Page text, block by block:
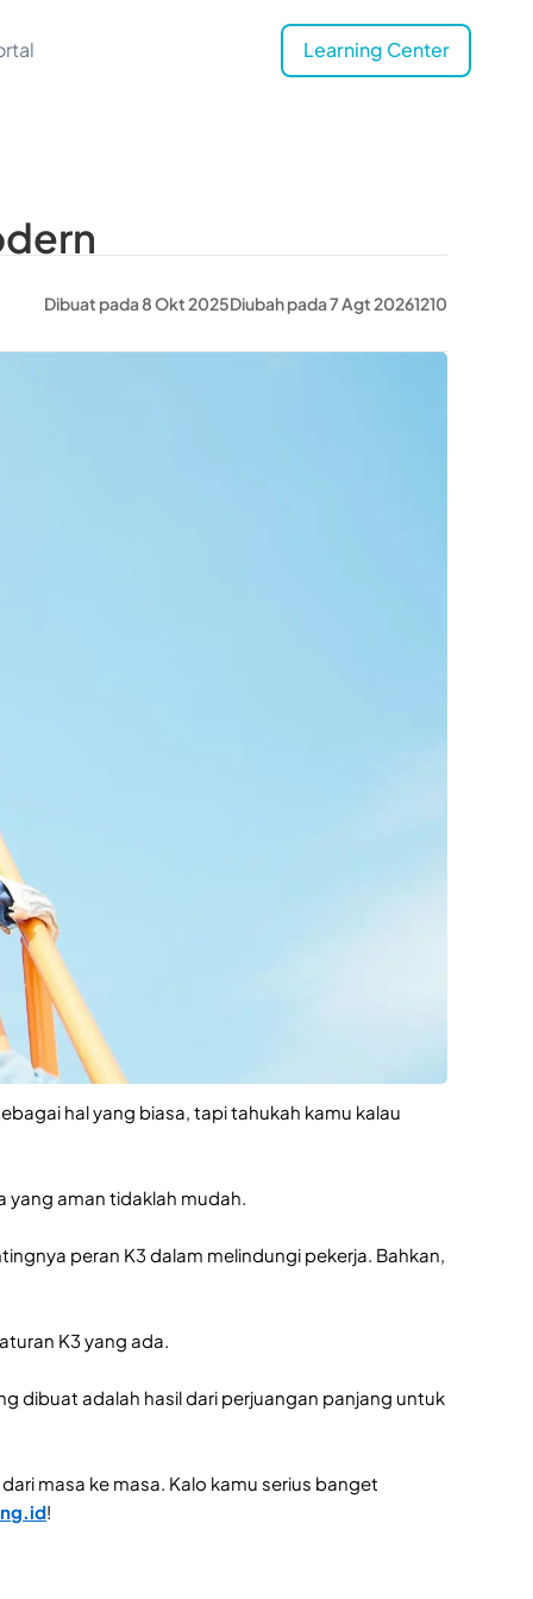
Learning Center
Dibuat pada 8 Okt 2025Diubah pada 7 Agt 20261210
hal yang biasa, tapi tahukah kamu kalau
yang aman tidaklah mudah.
peran K3 dalam melindungi pekerja. Bahkan,
K3 yang ada.
dibuat adalah hasil dari perjuangan panjang untuk
masa ke masa. Kalo kamu serius banget
!